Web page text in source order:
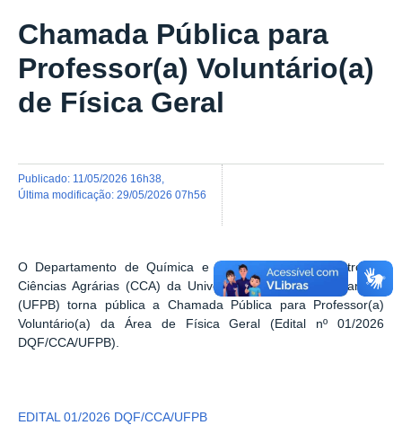
Chamada Pública para
Professor(a) Voluntário(a)
de Física Geral
publicado: 11/05/2026 16h38
última modificação: 29/05/2026 07h56
O Departamento de Química e Física (DQF) do Centro de
Ciências Agrárias (CCA) da Universidade Federal da Paraíba
(UFPB) torna pública a Chamada Pública para Professor(a)
Voluntário(a) da Área de Física Geral (Edital nº 01/2026
DQF/CCA/UFPB)
EDITAL 01/2026 DQF/CCA/UFPB